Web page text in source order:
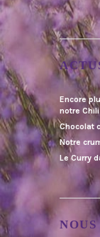
Encore
notre Chili
Chocolat
Notre
Le Curry